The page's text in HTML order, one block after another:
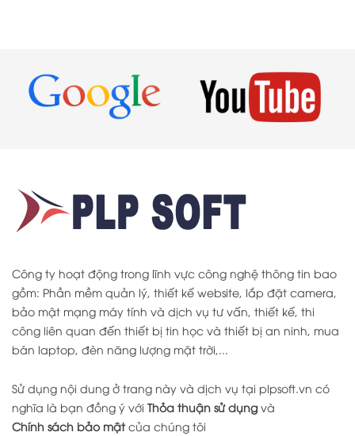
Công ty hoạt động trong lĩnh vực công nghệ thông tin bao
gồm: Phần mềm quản lý, thiết kế website, lắp đặt camera,
bảo mật mạng máy tính và dịch vụ tư vấn, thiết kế, thi
công liên quan đến thiết bị tin học và thiết bị an ninh, mua
bán laptop, đèn năng lượng mặt trời,...
Sử dụng nội dung ở trang này và dịch vụ tại plpsoft.vn có
nghĩa là bạn đồng ý với Thỏa thuận sử dụng và
Chính sách bảo mậtcủa chúng tôi